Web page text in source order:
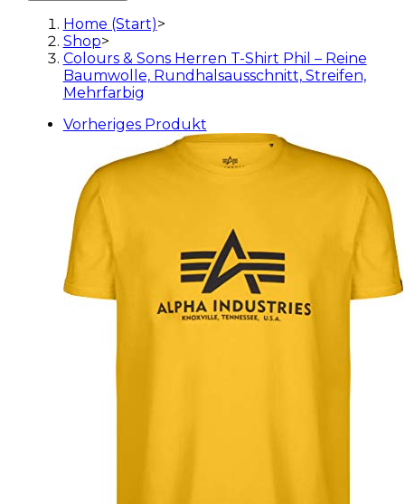
Home (Start)>
Shop>
Colours & Sons Herren T-Shirt Phil – Reine
Baumwolle, Rundhalsausschnitt, Streifen,
Mehrfarbig
Vorheriges Produkt